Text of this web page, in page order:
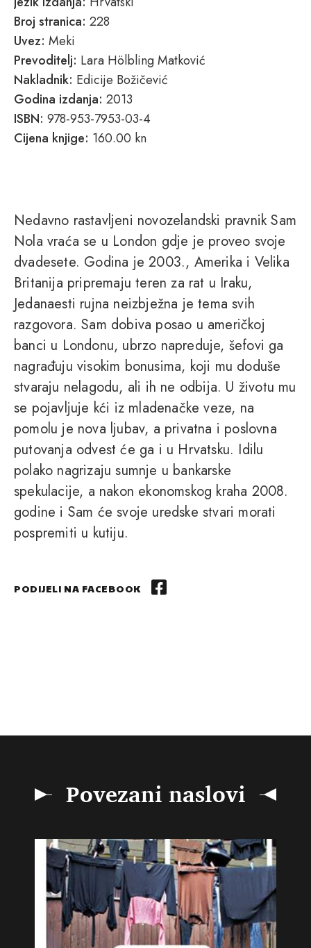
Broj stranica: 228
Uvez: Meki
Prevoditelj: Lara Hölbling Matković
Nakladnik: Edicije Božičević
Godina izdanja: 2013
ISBN: 978-953-7953-03-4
Cijena knjige: 160.00 kn
Nedavno rastavljeni novozelandski pravnik Sam
Nola vraća se u London gdje je proveo svoje
dvadesete. Godina je 2003., Amerika i Velika
Britanija pripremaju teren za rat u Iraku,
Jedanaesti rujna neizbježna je tema svih
razgovora. Sam dobiva posao u američkoj
banci u Londonu, ubrzo napreduje, šefovi ga
nagrađuju visokim bonusima, koji mu doduše
stvaraju nelagodu, ali ih ne odbija. U životu mu
se pojavljuje kći iz mladenačke veze, na
pomolu je nova ljubav, a privatna i poslovna
putovanja odvest će ga i u Hrvatsku. Idilu
polako nagrizaju sumnje u bankarske
spekulacije, a nakon ekonomskog kraha 2008.
godine i Sam će svoje uredske stvari morati
pospremiti u kutiju.
PODIJELI NA FACEBOOK
Povezani naslovi